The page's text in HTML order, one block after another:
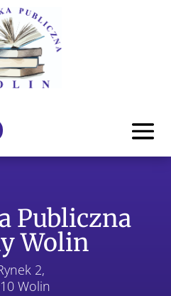
Publiczna
Wolin
2,
Wolin